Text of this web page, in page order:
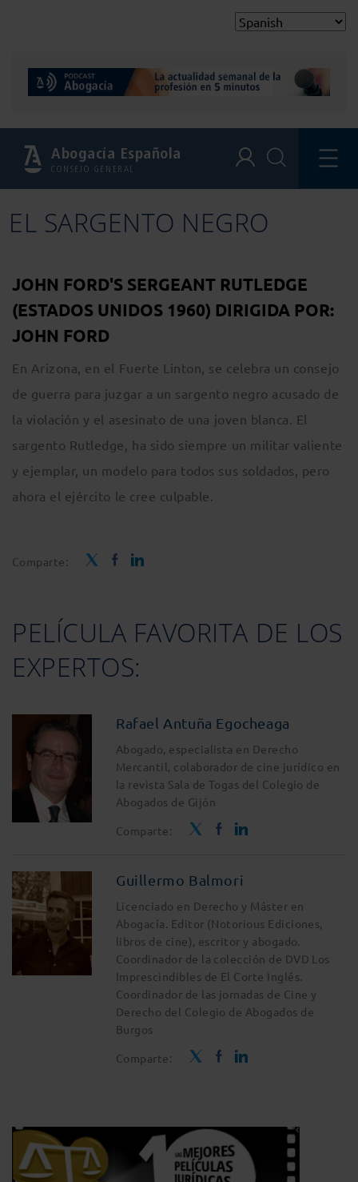
Abogacía Española
CONSEJO GENERAL
EL SARGENTO NEGRO
JOHN FORD'S SERGEANT RUTLEDGE
(ESTADOS UNIDOS 1960) DIRIGIDA POR:
JOHN FORD
En Arizona, en el Fuerte Linton, se celebra un consejo
de guerra para juzgar a un sargento negro acusado de
la violación y el asesinato de una joven blanca. El
sargento Rutledge, ha sido siempre un militar valiente
y ejemplar, un modelo para todos sus soldados, pero
ahora el ejército le cree culpable.
Comparte:
PELÍCULA FAVORITA DE LOS
EXPERTOS:
Rafael Antuña Egocheaga
Abogado, especialista en Derecho
Mercantil, colaborador de cine jurídico en
la revista Sala de Togas del Colegio de
Abogados de Gijón
Comparte:
Guillermo Balmori
Licenciado en Derecho y Máster en
Abogacía. Editor (Notorious Ediciones,
libros de cine), escritor y abogado.
Coordinador de la colección de DVD Los
Imprescindibles de El Corte Inglés.
Coordinador de las jornadas de Cine y
Derecho del Colegio de Abogados de
Burgos
Comparte: